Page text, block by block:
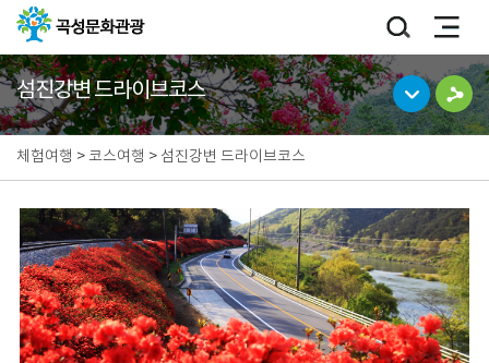
섬진강변 드라이브코스
체험여행 >코스여행 > 섬진강변 드라이브코스